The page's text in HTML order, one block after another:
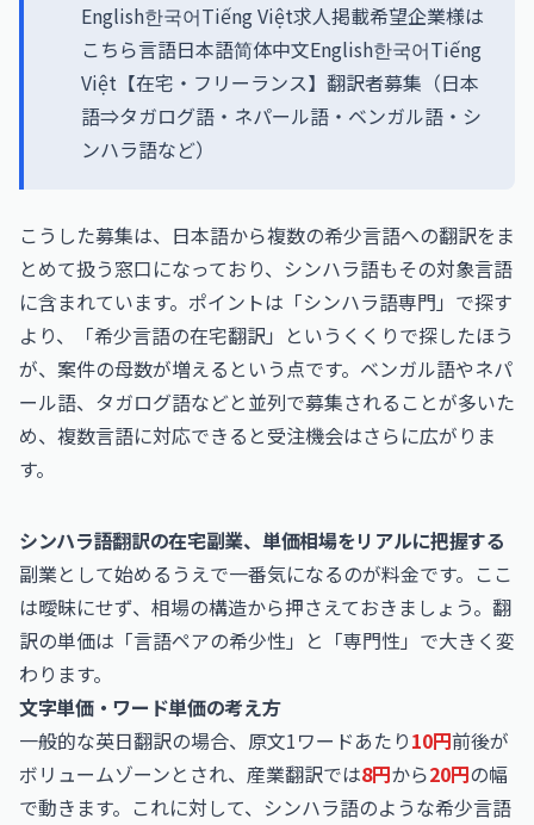
English한국어Tiếng Việt求人掲載希望企業様は
こちら言語日本語简体中文English한국어Tiếng
Việt【在宅・フリーランス】翻訳者募集（日本
語⇒タガログ語・ネパール語・ベンガル語・シ
ンハラ語など）
こうした募集は、日本語から複数の希少言語への翻訳をま
とめて扱う窓口になっており、シンハラ語もその対象言語
に含まれています。ポイントは「シンハラ語専門」で探す
より、「希少言語の在宅翻訳」というくくりで探したほう
が、案件の母数が増えるという点です。ベンガル語やネパ
ール語、タガログ語などと並列で募集されることが多いた
め、複数言語に対応できると受注機会はさらに広がりま
す。
シンハラ語翻訳の在宅副業、単価相場をリアルに把握する
副業として始めるうえで一番気になるのが料金です。ここ
は曖昧にせず、相場の構造から押さえておきましょう。翻
訳の単価は「言語ペアの希少性」と「専門性」で大きく変
わります。
文字単価・ワード単価の考え方
一般的な英日翻訳の場合、原文1ワードあたり10円前後が
ボリュームゾーンとされ、産業翻訳では8円から20円の幅
で動きます。これに対して、シンハラ語のような希少言語